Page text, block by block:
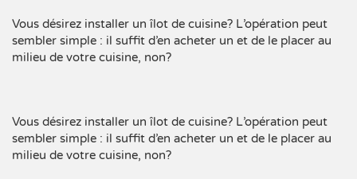
Vous désirez installer un îlot de cuisine? L’opération peut
sembler simple : il suffit d’en acheter un et de le placer au
milieu de votre cuisine, non?
Vous désirez installer un îlot de cuisine? L’opération peut
sembler simple : il suffit d’en acheter un et de le placer au
milieu de votre cuisine, non?